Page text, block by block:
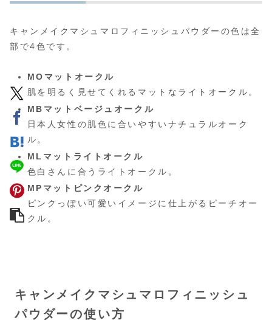
キャンメイクマシュマロフィニッシュパウダーの色は全
部で4色です。
MOマットオークル
肌を明るく見せてくれるマットなライトオークル。
MBマットベージュオークル
日本人女性の肌色に合いやすいナチュラルオーク
ル。
MLマットライトオークル
色白さんに合うライトオークル。
MPマットピンクオークル
ピンクっぽい可愛いイメージに仕上がるピーチオー
クル。
キャンメイクマシュマロフィニッシュ
パウダーの使い方